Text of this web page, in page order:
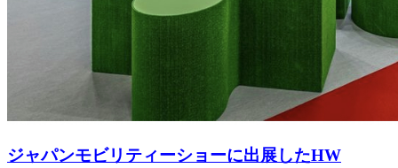
ジャパンモビリティーショーに出展したHW